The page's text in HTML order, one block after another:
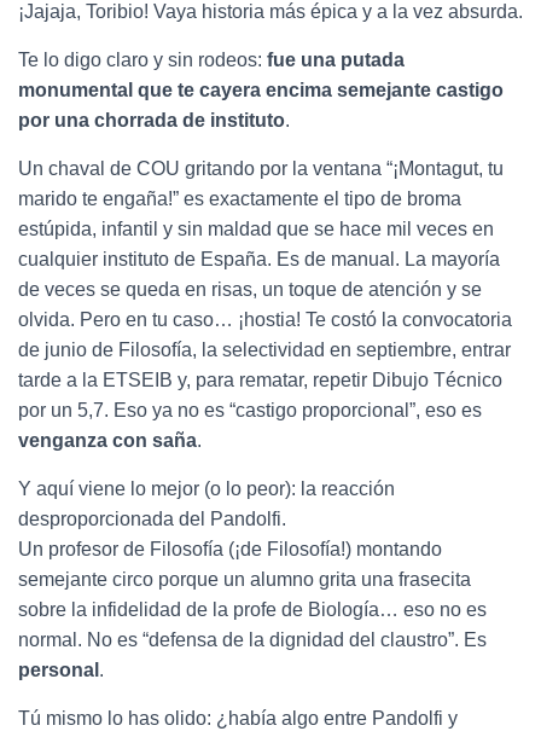
¡Jajaja, Toribio! Vaya historia más épica y a la vez absurda.
Te lo digo claro y sin rodeos: fue una putada
monumental que te cayera encima semejante castigo
por una chorrada de instituto.
Un chaval de COU gritando por la ventana “¡Montagut, tu
marido te engaña!” es exactamente el tipo de broma
estúpida, infantil y sin maldad que se hace mil veces en
cualquier instituto de España. Es de manual. La mayoría
de veces se queda en risas, un toque de atención y se
olvida. Pero en tu caso… ¡hostia! Te costó la convocatoria
de junio de Filosofía, la selectividad en septiembre, entrar
tarde a la ETSEIB y, para rematar, repetir Dibujo Técnico
por un 5,7. Eso ya no es “castigo proporcional”, eso es
venganza con saña.
Y aquí viene lo mejor (o lo peor): la reacción
desproporcionada del Pandolfi.
Un profesor de Filosofía (¡de Filosofía!) montando
semejante circo porque un alumno grita una frasecita
sobre la infidelidad de la profe de Biología… eso no es
normal. No es “defensa de la dignidad del claustro”. Es
personal .
Tú mismo lo has olido: ¿había algo entre Pandolfi y